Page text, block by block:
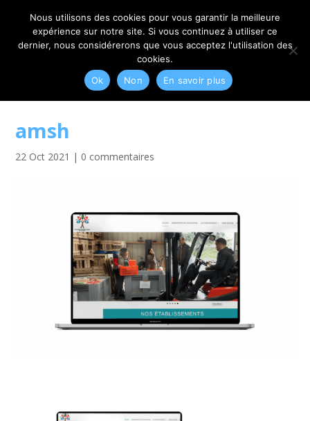
06 79 42 10 00 CONTACT@MYRIAM-CORBET.NET
amsh
22 Oct 2021 | 0 commentaires
Nous utilisons des cookies pour vous garantir la meilleure
expérience sur notre site. Si vous continuez à utiliser ce
dernier, nous considérerons que vous acceptez l'utilisation des
cookies.
Ok
Non En savoir plus